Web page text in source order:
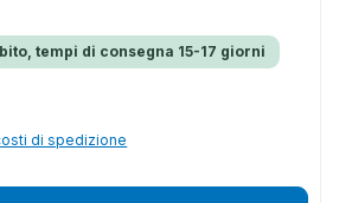
tempi di consegna 15-17 giorni
di spedizione